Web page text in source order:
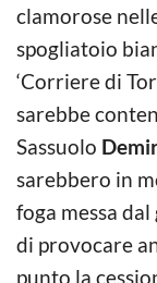
clamorose
spogliatoio
‘Corriere di
sarebbe
Sassuolo
sarebbero in
foga messa
di provocare
punto la